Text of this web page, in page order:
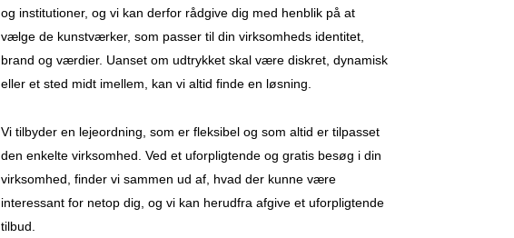
og institutioner, og vi kan derfor rådgive dig med henblik på at
vælge de kunstværker, som passer til din virksomheds identitet,
brand og værdier. Uanset om udtrykket skal være diskret, dynamisk
eller et sted midt imellem, kan vi altid finde en løsning.
Vi tilbyder en lejeordning, som er fleksibel og som altid er tilpasset
den enkelte virksomhed. Ved et uforpligtende og gratis besøg i din
virksomhed, finder vi sammen ud af, hvad der kunne være
interessant for netop dig, og vi kan herudfra afgive et uforpligtende
tilbud.